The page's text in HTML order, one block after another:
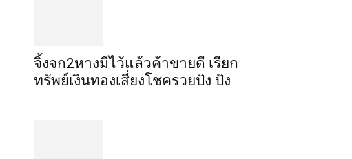
จิ้งจก​2​หาง​มีไว้แล้ว​ค้าขาย​ดี​ เรียก​
ทรัพย์เงินทอง​เสี่ยงโชค​รวยปัง​ ปัง​